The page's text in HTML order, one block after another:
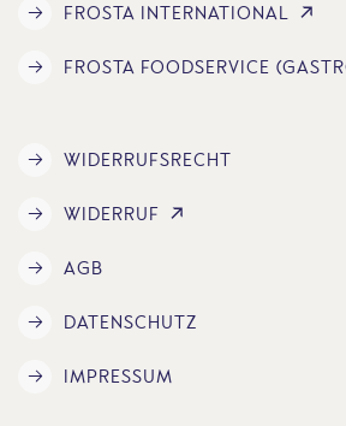
FROSTA INTERNATIONAL
FROSTA FOODSERVICE
WIDERRUFSRECHT
WIDERRUF
AGB
DATENSCHUTZ
IMPRESSUM